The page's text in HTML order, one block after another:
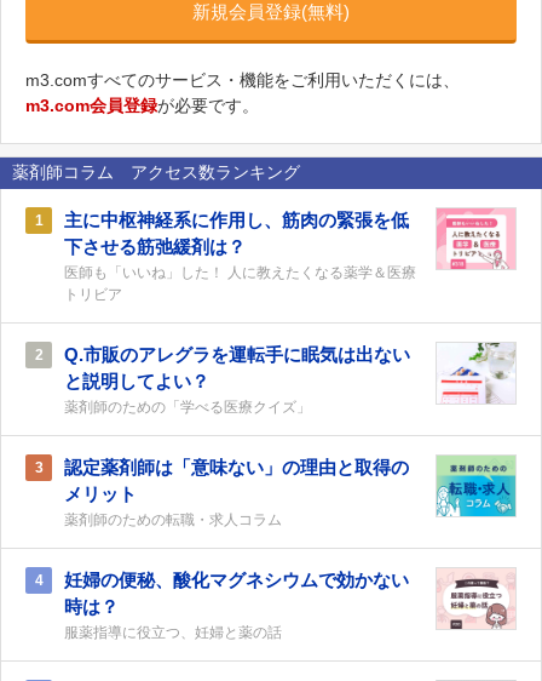
新規会員登録(無料)
m3.comすべてのサービス・機能をご利用いただくには、
m3.com会員登録が必要です。
薬剤師コラム アクセス数ランキング
1
主に中枢神経系に作用し、筋肉の緊張を低
下させる筋弛緩剤は？
医師も「いいね」した！ 人に教えたくなる薬学＆医療
トリビア
2
Q.市販のアレグラを運転手に眠気は出ない
と説明してよい？
薬剤師のための「学べる医療クイズ」
3
認定薬剤師は「意味ない」の理由と取得の
メリット
薬剤師のための転職・求人コラム
4
妊婦の便秘、酸化マグネシウムで効かない
時は？
服薬指導に役立つ、妊婦と薬の話